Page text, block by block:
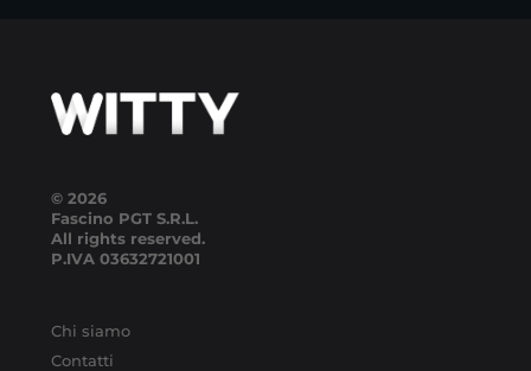
© 2026
Fascino PGT S.R.L.
All rights reserved.
P.IVA 03632721001
Chi siamo
Contatti